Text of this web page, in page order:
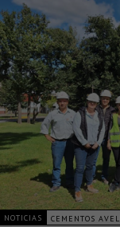
NOTICIAS CEMENTOS